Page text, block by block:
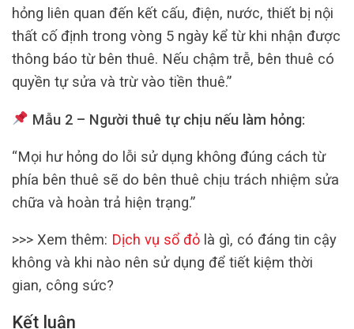
hỏng liên quan đến kết cấu, điện, nước, thiết bị nội
thất cố định trong vòng 5 ngày kể từ khi nhận được
thông báo từ bên thuê. Nếu chậm trễ, bên thuê có
quyền tự sửa và trừ vào tiền thuê.”
Mẫu 2 – Người thuê tự chịu nếu làm hỏng:
“Mọi hư hỏng do lỗi sử dụng không đúng cách từ
phía bên thuê sẽ do bên thuê chịu trách nhiệm sửa
chữa và hoàn trả hiện trạng.”
>>> Xem thêm: Dịch vụ sổ đỏ là gì, có đáng tin cậy
không và khi nào nên sử dụng để tiết kiệm thời
gian, công sức?
Kết luận